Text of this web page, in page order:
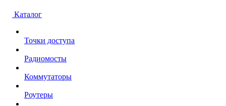
Каталог
Точки доступа
Радиомосты
Коммутаторы
Роутеры